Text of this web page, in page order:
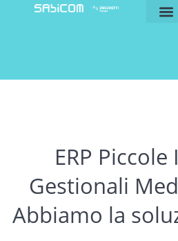
ERP
Gestionali
Abbiamo la